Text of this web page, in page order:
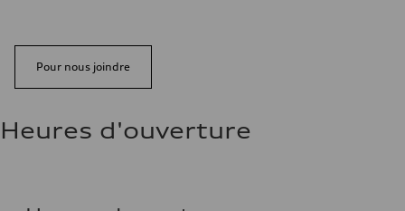
Pour nous joindre
Heures d'ouverture